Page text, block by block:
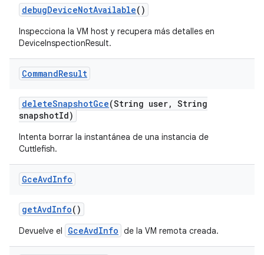
debugDeviceNotAvailable()
Inspecciona la VM host y recupera más detalles en
DeviceInspectionResult.
CommandResult
deleteSnapshotGce(String user, String
snapshotId)
Intenta borrar la instantánea de una instancia de
Cuttlefish.
GceAvdInfo
getAvdInfo()
Devuelve el GceAvdInfo de la VM remota creada.